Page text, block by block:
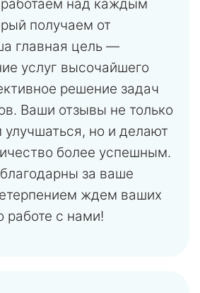
работаем над каждым
получаем от
главная цель —
услуг высочайшего
решение задач
Ваши отзывы не только
но и делают
более успешным.
за ваше
ждем ваших
работе с нами!